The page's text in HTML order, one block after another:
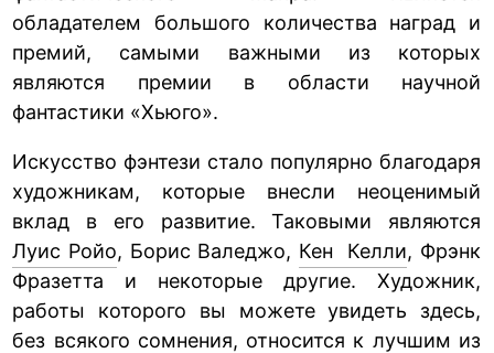
обладателем большого количества наград и
премий, самыми важными из которых
являются премии в области научной
фантастики «Хьюго».
Искусство фэнтези стало популярно благодаря
художникам, которые внесли неоценимый
вклад в его развитие. Таковыми являются
Луис Ройо, Борис Валеджо, Кен Келли, Фрэнк
Фразетта и некоторые другие. Художник,
работы которого вы можете увидеть здесь,
без всякого сомнения, относится к лучшим из